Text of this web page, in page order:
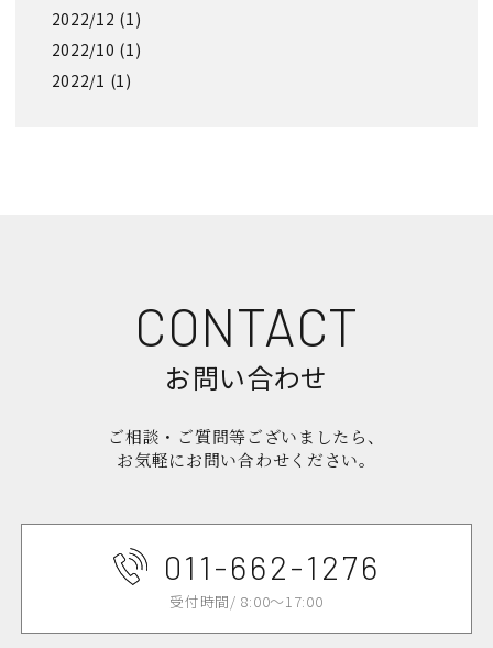
2022/12 (1)
2022/10 (1)
2022/1 (1)
CONTACT
お問い合わせ
ご相談・ご質問等ございましたら、
お気軽にお問い合わせください。
011-662-1276
受付時間/ 8:00～17:00